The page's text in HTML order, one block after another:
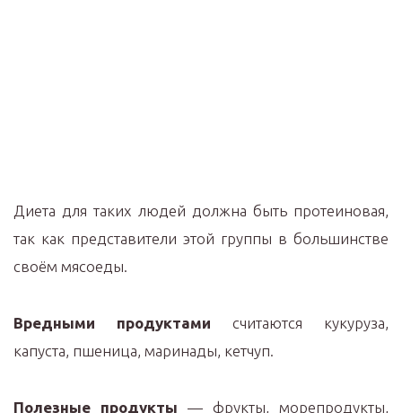
Диета для таких людей должна быть протеиновая,
так как представители этой группы в большинстве
своём мясоеды.
Вредными продуктами считаются кукуруза,
капуста, пшеница, маринады, кетчуп.
Полезные продукты — фрукты, морепродукты,